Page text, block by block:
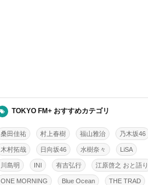
TOKYO FM+ おすすめカテゴリ
桑田佳祐 村上春樹 福山雅治 乃木坂46
木村拓哉 日向坂46 水樹奈々 LiSA
川島明 INI 有吉弘行 江原啓之 おと語り
ONE MORNING Blue Ocean THE TRAD